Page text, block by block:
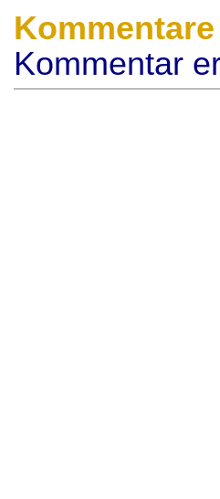
Kommentare
Kommentar